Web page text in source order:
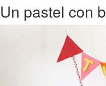
Un pastel con